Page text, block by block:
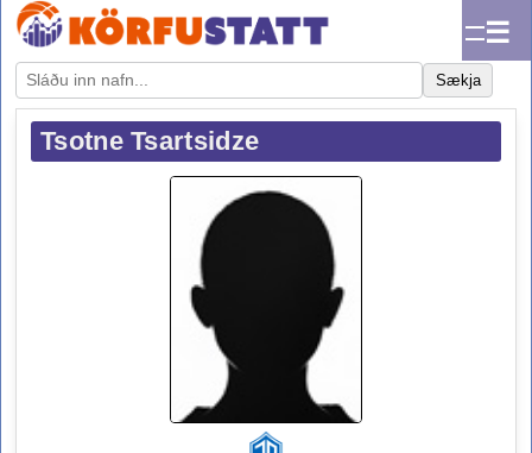
☰
Sækja
Tsotne Tsartsidze